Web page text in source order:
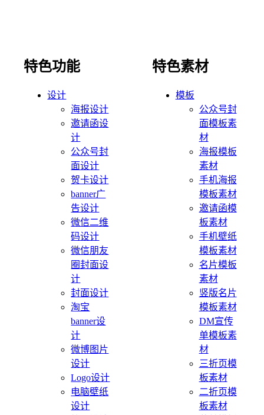
特色功能
设计
海报设计
邀请函设
计
公众号封
面设计
贺卡设计
banner广
告设计
微信二维
码设计
微信朋友
圈封面设
计
封面设计
淘宝
banner设
计
微博图片
设计
Logo设计
电脑壁纸
设计
特色素材
模板
公众号封
面模板素
材
海报模板
素材
手机海报
模板素材
邀请函模
板素材
手机壁纸
模板素材
名片模板
素材
竖版名片
模板素材
DM宣传
单模板素
材
三折页模
板素材
二折页模
板素材